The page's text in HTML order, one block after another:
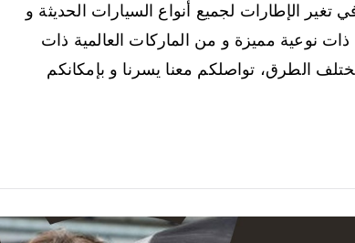
الإطارات لجميع أنواع السيارات الحديثة و
ذات نوعية مميزة و من الماركات العالمية ذات
الطرق، تواصلكم معنا يسرنا و بإمكانكم